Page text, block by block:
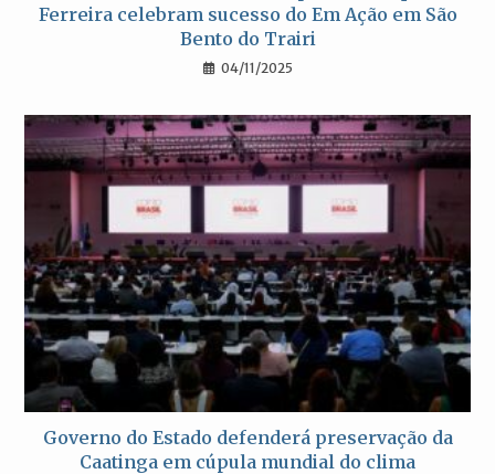
Ferreira celebram sucesso do Em Ação em São
Bento do Trairi
04/11/2025
Governo do Estado defenderá preservação da
Caatinga em cúpula mundial do clima